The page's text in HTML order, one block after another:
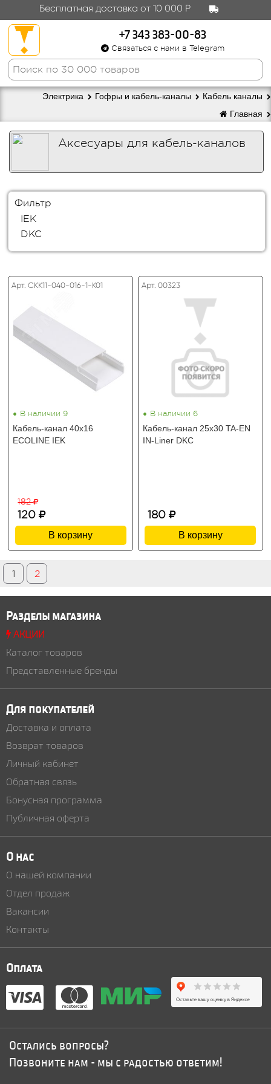
Бесплатная доставка от 10 000 Р
+7 343 383-00-83
Связаться с нами в Telegram
Кабель каналы
Гофры и кабель-каналы
Электрика
Главная
Аксесуары для кабель-каналов
Фильтр
IEK
DKC
Арт. CKK11-040-016-1-K01
• В наличии 9
Кабель-канал 40х16
ECOLINE IEK
182
120
В корзину
Арт. 00323
• В наличии 6
Кабель-канал 25х30 TA-EN
IN-Liner DKC
180
В корзину
1 2
Разделы магазина
АКЦИИ
Каталог товаров
Представленные бренды
Для покупателей
Доставка и оплата
Возврат товаров
Личный кабинет
Обратная связь
Бонусная программа
Публичная оферта
О нас
О нашей компании
Отдел продаж
Вакансии
Контакты
Оплата
Остались вопросы?
Позвоните нам - мы с радостью ответим!